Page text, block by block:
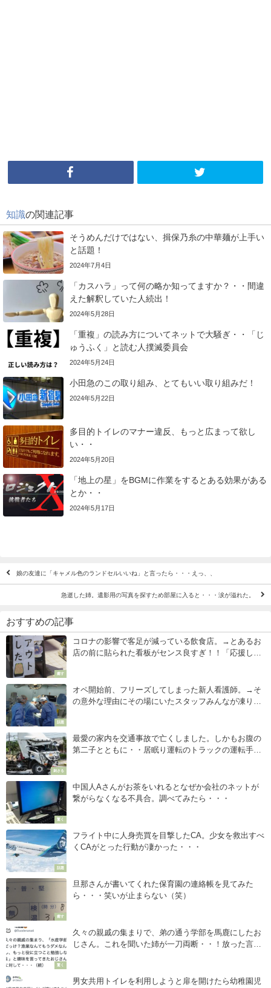
知識の関連記事
そうめんだけではない、揖保乃糸の中華麺が上手い
と話題！
2024年7月4日
「カスハラ」って何の略か知ってますか？・・間違
えた解釈していた人続出！
2024年5月28日
「重複」の読み方についてネットで大騒ぎ・・「じ
ゅうふく」と読む人撲滅委員会
2024年5月24日
小田急のこの取り組み、とてもいい取り組みだ！
2024年5月22日
多目的トイレのマナー違反、もっと広まって欲し
い・・
2024年5月20日
「地上の星」をBGMに作業をするとある効果がある
とか・・
2024年5月17日
娘の友達に「キャメル色のランドセルいいね」と言ったら・・・えっ、、
急逝した姉。遺影用の写真を探すため部屋に入ると・・・涙が溢れた。
おすすめの記事
癒す
コロナの影響で客足が減っている飲食店。→とあるお
店の前に貼られた看板がセンス良すぎ！！「応援した
話題
オペ開始前、フリーズしてしまった新人看護師。→そ
の意外な理由にその場にいたスタッフみんなが凍りつ
刺さる
最愛の家内を交通事故で亡くしました。しかもお腹の
第二子とともに・・居眠り運転のトラックの運転手を
驚く
中国人Aさんがお茶をいれるとなぜか会社のネットが
繋がらなくなる不具合。調べてみたら・・・
話題
フライト中に人身売買を目撃したCA。少女を救出すべ
くCAがとった行動が凄かった・・・
癒す
旦那さんが書いてくれた保育園の連絡帳を見てみた
ら・・・笑いが止まらない（笑）
驚く
久々の親戚の集まりで、弟の通う学部を馬鹿にしたお
じさん。これを聞いた姉が一刀両断・・！放った言葉
男女共用トイレを利用しようと扉を開けたら幼稚園児